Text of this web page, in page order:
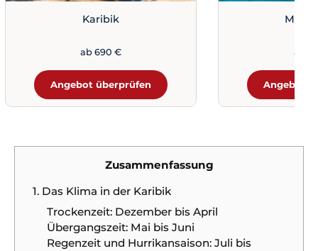
Karibik
ab 690 €
Angebot überprüfen
ab
Angebot
Zusammenfassung
1. Das Klima in der Karibik
Trockenzeit: Dezember bis April
Übergangszeit: Mai bis Juni
Regenzeit und Hurrikansaison: Juli bis